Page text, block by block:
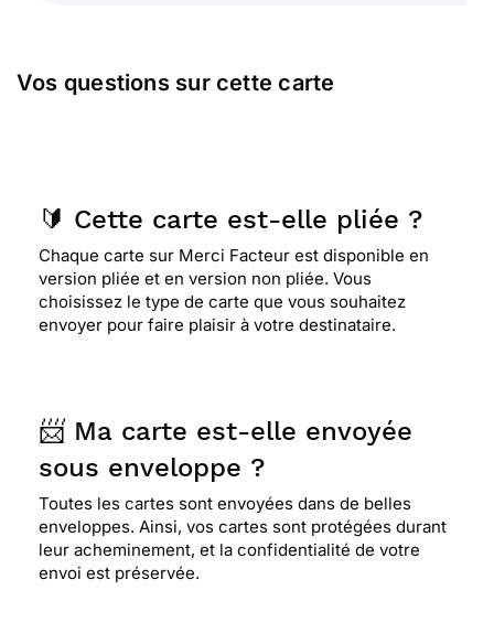
Vos questions sur cette carte
🔰 Cette carte est-elle pliée ?
Chaque carte sur Merci Facteur est disponible en
version pliée et en version non pliée. Vous
choisissez le type de carte que vous souhaitez
envoyer pour faire plaisir à votre destinataire.
📨 Ma carte est-elle envoyée
sous enveloppe ?
Toutes les cartes sont envoyées dans de belles
enveloppes. Ainsi, vos cartes sont protégées durant
leur acheminement, et la confidentialité de votre
envoi est préservée.